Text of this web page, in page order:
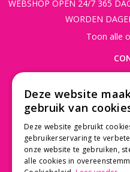
WEBSHOP OPEN 24/7 365
WORDEN
Toon alle
3997
030 -
Deze website
gebruik van
Deze website gebruikt
gebruikerservaring te
onze website te gebruiken,
alle cookies in